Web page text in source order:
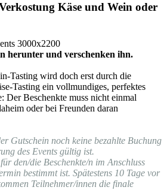
Käse und Wein oder
herunter und verschenken ihn.
Tasting wird doch erst durch die
Tasting ein vollmundiges, perfektes
Der Beschenkte muss nicht einmal
oder bei Freunden daran
Gutschein noch keine bezahlte Buchung
des Events gültig ist.
den/die Beschenkte/n im Anschluss
bestimmt ist. Spätestens 10 Tage vor
Teilnehmer/innen die finale